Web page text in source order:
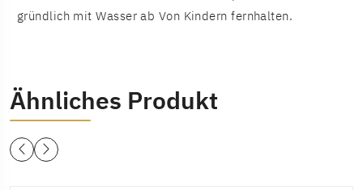
gründlich mit Wasser ab Von Kindern fernhalten.
Ähnliches Produkt